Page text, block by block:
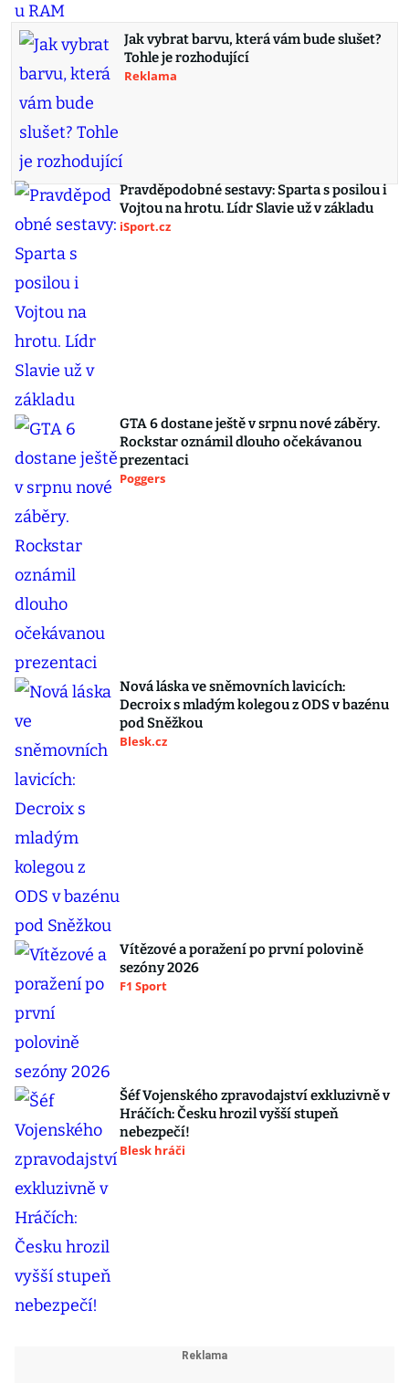
Jak vybrat barvu, která vám bude slušet?
Tohle je rozhodující
Reklama
Pravděpodobné sestavy: Sparta s posilou i
Vojtou na hrotu. Lídr Slavie už v základu
iSport.cz
GTA 6 dostane ještě v srpnu nové záběry.
Rockstar oznámil dlouho očekávanou
prezentaci
Poggers
Nová láska ve sněmovních lavicích:
Decroix s mladým kolegou z ODS v bazénu
pod Sněžkou
Blesk.cz
Vítězové a poražení po první polovině
sezóny 2026
F1 Sport
Šéf Vojenského zpravodajství exkluzivně v
Hráčích: Česku hrozil vyšší stupeň
nebezpečí!
Blesk hráči